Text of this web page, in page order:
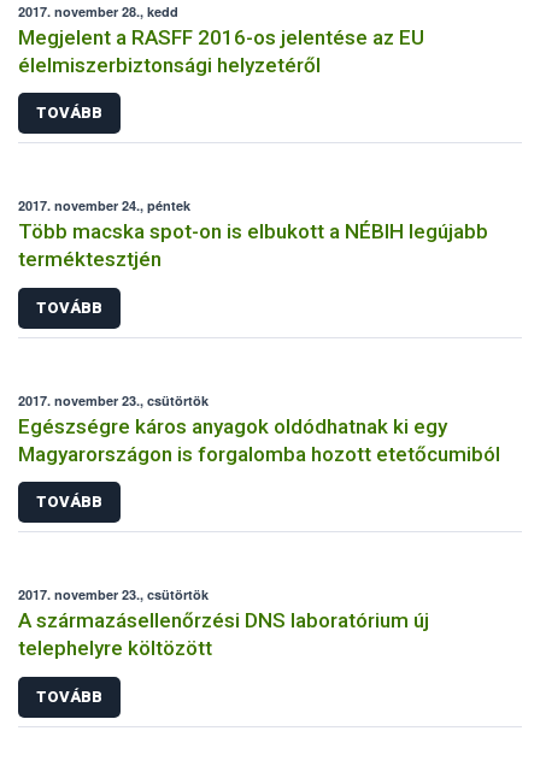
2017. november 28., kedd
Megjelent a RASFF 2016-os jelentése az EU
élelmiszerbiztonsági helyzetéről
TOVÁBB
2017. november 24., péntek
Több macska spot-on is elbukott a NÉBIH legújabb
terméktesztjén
TOVÁBB
2017. november 23., csütörtök
Egészségre káros anyagok oldódhatnak ki egy
Magyarországon is forgalomba hozott etetőcumiból
TOVÁBB
2017. november 23., csütörtök
A származásellenőrzési DNS laboratórium új
telephelyre költözött
TOVÁBB